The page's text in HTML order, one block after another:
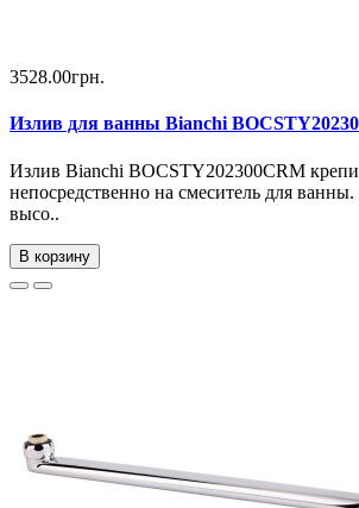
3528.00грн.
Излив для ванны Bianchi
Излив Bianchi BOCSTY202300CRM
непосредственно на смеситель для
высо..
В корзину